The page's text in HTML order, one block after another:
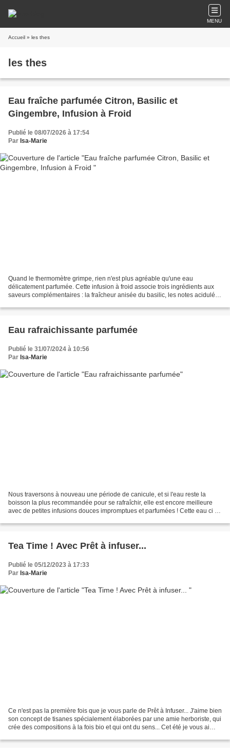
MENU
Accueil » les thes
les thes
Eau fraîche parfumée Citron, Basilic et
Gingembre, Infusion à Froid
Publié le 08/07/2026 à 17:54
Par Isa-Marie
Quand le thermomètre grimpe, rien n'est plus agréable qu'une eau
délicatement parfumée. Cette infusion à froid associe trois ingrédients aux
saveurs complémentaires : la fraîcheur anisée du basilic, les notes acidulées
Eau rafraichissante parfumée
Publié le 31/07/2024 à 10:56
Par Isa-Marie
Nous traversons à nouveau une période de canicule, et si l'eau reste la
boisson la plus recommandée pour se rafraîchir, elle est encore meilleure
avec de petites infusions douces impromptues et parfumées ! Cette eau ci :
Tea Time ! Avec Prêt à infuser...
Publié le 05/12/2023 à 17:33
Par Isa-Marie
Ce n'est pas la première fois que je vous parle de Prêt à Infuser... J'aime bien
son concept de tisanes spécialement élaborées par une amie herboriste, qui
crée des compositions à la fois bio et qui ont du sens... Cet été je vous ai